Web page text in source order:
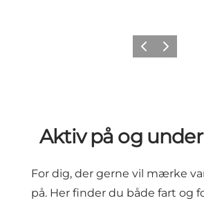
ForrigeNæste
Aktiv på og
For dig, der gerne vil mærke
på. Her finder du både fart og